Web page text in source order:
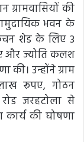
ग्रामवासियों की
भवन के
शेड के लिए 3
और ज्योति कलश
उन्होंने ग्राम
रूपए, गोठन
जरहटोला से
कार्य की घोषणा